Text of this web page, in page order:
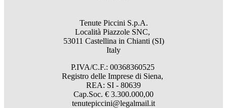
Tenute Piccini S.p.A.
Località Piazzole SNC,
53011 Castellina in Chianti (SI)
Italy
P.IVA/C.F.: 00368360525
Registro delle Imprese di Siena,
REA: SI - 80639
Cap.Soc. € 3.300.000,00
tenutepiccini@legalmail.it